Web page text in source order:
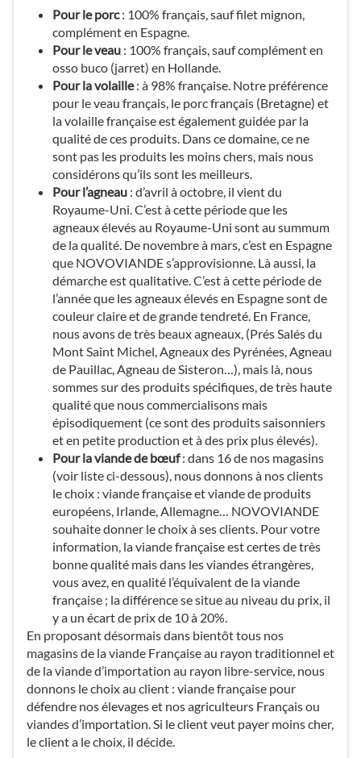
Pour le porc: 100% français, sauf filet mignon,
complément en Espagne.
Pour le veau : 100% français, sauf complément en
osso buco (jarret) en Hollande.
Pour la volaille: à 98% française. Notre préférence
pour le veau français, le porc français (Bretagne) et
la volaille française est également guidée par la
qualité de ces produits. Dans ce domaine, ce ne
sont pas les produits les moins chers, mais nous
considérons qu’ils sont les meilleurs.
Pour l’agneau : d’avril à octobre, il vient du
Royaume-Uni. C’est à cette période que les
agneaux élevés au Royaume-Uni sont au summum
de la qualité. De novembre à mars, c’est en Espagne
que NOVOVIANDE s’approvisionne. Là aussi, la
démarche est qualitative. C’est à cette période de
l’année que les agneaux élevés en Espagne sont de
couleur claire et de grande tendreté. En France,
nous avons de très beaux agneaux, (Prés Salés du
Mont Saint Michel, Agneaux des Pyrénées, Agneau
de Pauillac, Agneau de Sisteron…), mais là, nous
sommes sur des produits spécifiques, de très haute
qualité que nous commercialisons mais
épisodiquement (ce sont des produits saisonniers
et en petite production et à des prix plus élevés).
Pour la viande de bœuf: dans 16 de nos magasins
(voir liste ci-dessous), nous donnons à nos clients
le choix : viande française et viande de produits
européens, Irlande, Allemagne… NOVOVIANDE
souhaite donner le choix à ses clients. Pour votre
information, la viande française est certes de très
bonne qualité mais dans les viandes étrangères,
vous avez, en qualité l’équivalent de la viande
française ; la différence se situe au niveau du prix, il
y a un écart de prix de 10 à 20%.
En proposant désormais dans bientôt tous nos
magasins de la viande Française au rayon traditionnel et
de la viande d’importation au rayon libre-service, nous
donnons le choix au client : viande française pour
défendre nos élevages et nos agriculteurs Français ou
viandes d’importation. Si le client veut payer moins cher,
le client a le choix, il décide.